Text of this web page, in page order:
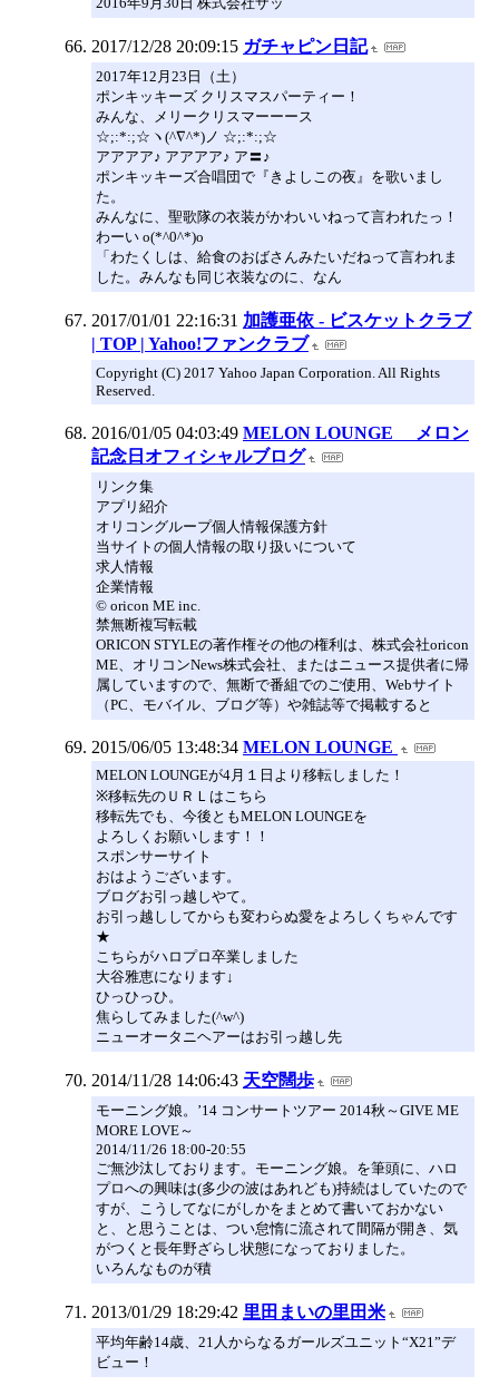
2017/12/28 20:09:15 ガチャピン日記
2017年12月23日（土）
ポンキッキーズ クリスマスパーティー！
みんな、メリークリスマーーース
☆;:*:;☆ヽ(^∇^*)ノ ☆;:*:;☆
アアアア♪ アアアア♪ ア〓♪
ポンキッキーズ合唱団で『きよしこの夜』を歌いまし
た。
みんなに、聖歌隊の衣装がかわいいねって言われたっ！
わーい o(*^0^*)o
「わたくしは、給食のおばさんみたいだねって言われま
した。みんなも同じ衣装なのに、なん
2017/01/01 22:16:31 加護亜依 - ビスケットクラブ
| TOP | Yahoo!ファンクラブ
Copyright (C) 2017 Yahoo Japan Corporation. All Rights
Reserved.
2016/01/05 04:03:49 MELON LOUNGE メロン
記念日オフィシャルブログ
リンク集
アプリ紹介
オリコングループ個人情報保護方針
当サイトの個人情報の取り扱いについて
求人情報
企業情報
© oricon ME inc.
禁無断複写転載
ORICON STYLEの著作権その他の権利は、株式会社oricon
ME、オリコンNews株式会社、またはニュース提供者に帰
属していますので、無断で番組でのご使用、Webサイト
（PC、モバイル、ブログ等）や雑誌等で掲載すると
2015/06/05 13:48:34 MELON LOUNGE
MELON LOUNGEが4月１日より移転しました！
※移転先のＵＲＬはこちら
移転先でも、今後ともMELON LOUNGEを
よろしくお願いします！！
スポンサーサイト
おはようございます。
ブログお引っ越しやて。
お引っ越ししてからも変わらぬ愛をよろしくちゃんです
★
こちらがハロプロ卒業しました
大谷雅恵になります↓
ひっひっひ。
焦らしてみました(^w^)
ニューオータニヘアーはお引っ越し先
2014/11/28 14:06:43 天空闊歩
モーニング娘。’14 コンサートツアー 2014秋～GIVE ME
MORE LOVE～
2014/11/26 18:00-20:55
ご無沙汰しております。モーニング娘。を筆頭に、ハロ
プロへの興味は(多少の波はあれども)持続はしていたので
すが、こうしてなにがしかをまとめて書いておかない
と、と思うことは、つい怠惰に流されて間隔が開き、気
がつくと長年野ざらし状態になっておりました。
いろんなものが積
2013/01/29 18:29:42 里田まいの里田米
平均年齢14歳、21人からなるガールズユニット“X21”デ
ビュー！